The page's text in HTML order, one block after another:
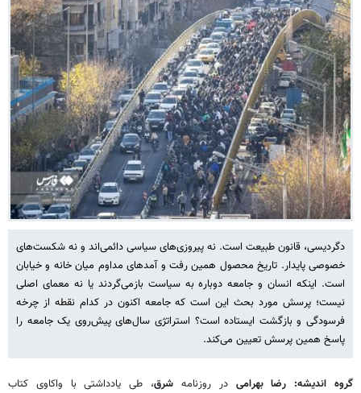
دگردیسی، قانون طبیعت است. نه پیروزی‌های سیاسی دائمی‌اند و نه شکست‌های
خصوصی پایدار. تاریخ محصول همین رفت‌ و آمدهای مداوم میان خانه و خیابان
است. اینکه انسان و جامعه دوباره به سیاست بازمی‌گردند یا نه معمای اصلی
نیست؛ پرسش مورد بحث این است که جامعه اکنون در کدام نقطه از چرخه
فرسودگی و بازگشت ایستاده است؟ استراتژی سال‌های پیش‌روی یک جامعه را
پاسخ همین پرسش تعیین می‌کند.
گروه اندیشه: رضا بهرامی در روزنامه شرق، طی یادداشتی با واکاوی کتاب